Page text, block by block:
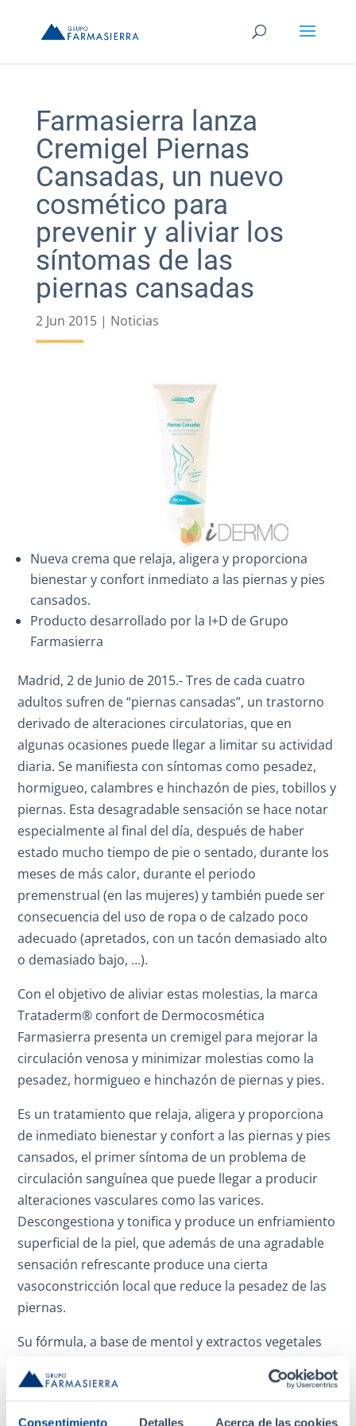
Consentimiento Detalles Acerca de las cookies
Farmasierra lanza
Cremigel Piernas
Cansadas, un nuevo
cosmético para
prevenir y aliviar los
síntomas de las
piernas cansadas
2 Jun 2015| Noticias
Nueva crema que relaja, aligera y proporciona
bienestar y confort inmediato a las piernas y pies
cansados.
Producto desarrollado por la I+D de Grupo
Farmasierra
Madrid, 2 de Junio de 2015.- Tres de cada cuatro
adultos sufren de “piernas cansadas”, un trastorno
derivado de alteraciones circulatorias, que en
algunas ocasiones puede llegar a limitar su actividad
diaria. Se manifiesta con síntomas como pesadez,
hormigueo, calambres e hinchazón de pies, tobillos y
piernas. Esta desagradable sensación se hace notar
especialmente al final del día, después de haber
estado mucho tiempo de pie o sentado, durante los
meses de más calor, durante el periodo
premenstrual (en las mujeres) y también puede ser
consecuencia del uso de ropa o de calzado poco
adecuado (apretados, con un tacón demasiado alto
o demasiado bajo, …).
Con el objetivo de aliviar estas molestias, la marca
Trataderm® confort de Dermocosmética
Farmasierra presenta un cremigel para mejorar la
circulación venosa y minimizar molestias como la
pesadez, hormigueo e hinchazón de piernas y pies.
Es un tratamiento que relaja, aligera y proporciona
de inmediato bienestar y confort a las piernas y pies
cansados, el primer síntoma de un problema de
circulación sanguínea que puede llegar a producir
alteraciones vasculares como las varices.
Descongestiona y tonifica y produce un enfriamiento
superficial de la piel, que además de una agradable
sensación refrescante produce una cierta
vasoconstricción local que reduce la pesadez de las
piernas.
Su fórmula, a base de mentol y extractos vegetales
la microcirculación periférica. Cremigel Piernas
Cansadas es un producto sin alcohol y libre de